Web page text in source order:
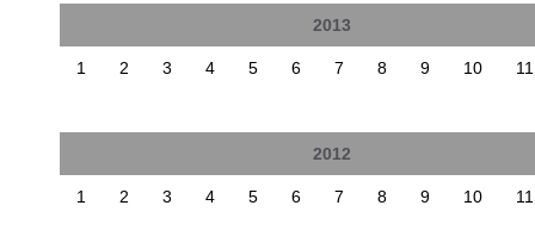
2013
1 2 3 4 5 6 7 8 9 10 11
2012
1 2 3 4 5 6 7 8 9 10 11